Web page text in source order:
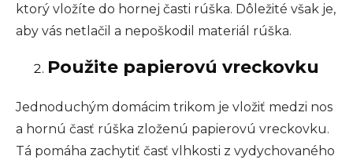
ktorý vložíte do hornej časti rúška. Dôležité však je,
aby vás netlačil a nepoškodil materiál rúška.
Použite papierovú vreckovku
Jednoduchým domácim trikom je vložiť medzi nos
a hornú časť rúška zloženú papierovú vreckovku.
Tá pomáha zachytiť časť vlhkosti z vydychovaného